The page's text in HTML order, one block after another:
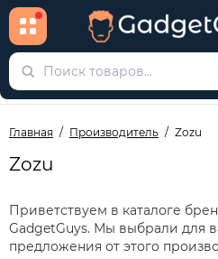
Главная Производитель Zozu
Zozu
Приветствуем в каталоге
GadgetGuys. Мы выбрали для
предложения от этого